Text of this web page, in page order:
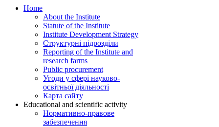
Home
About the Institute
Statute of the Institute
Institute Development Strategy
Структурні підрозділи
Reporting of the Institute and
research farms
Public procurement
Угоди у сфері науково-
освітньої діяльності
Карта сайту
Educational and scientific activity
Нормативно-правове
забезпечення